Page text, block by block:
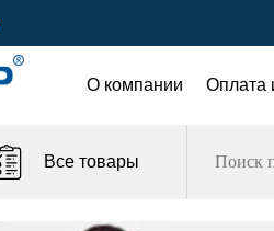
О компании Оплата
Все товары